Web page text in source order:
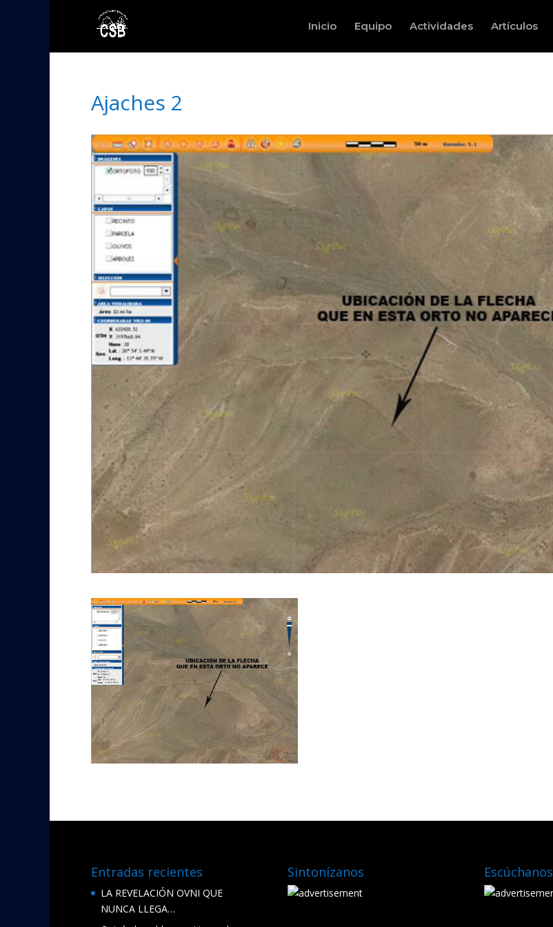
Inicio Equipo Actividades Artículos
Ajaches 2
Entradas recientes
LA REVELACIÓN OVNI QUE
NUNCA LLEGA…
Sintonízanos Escúchanos